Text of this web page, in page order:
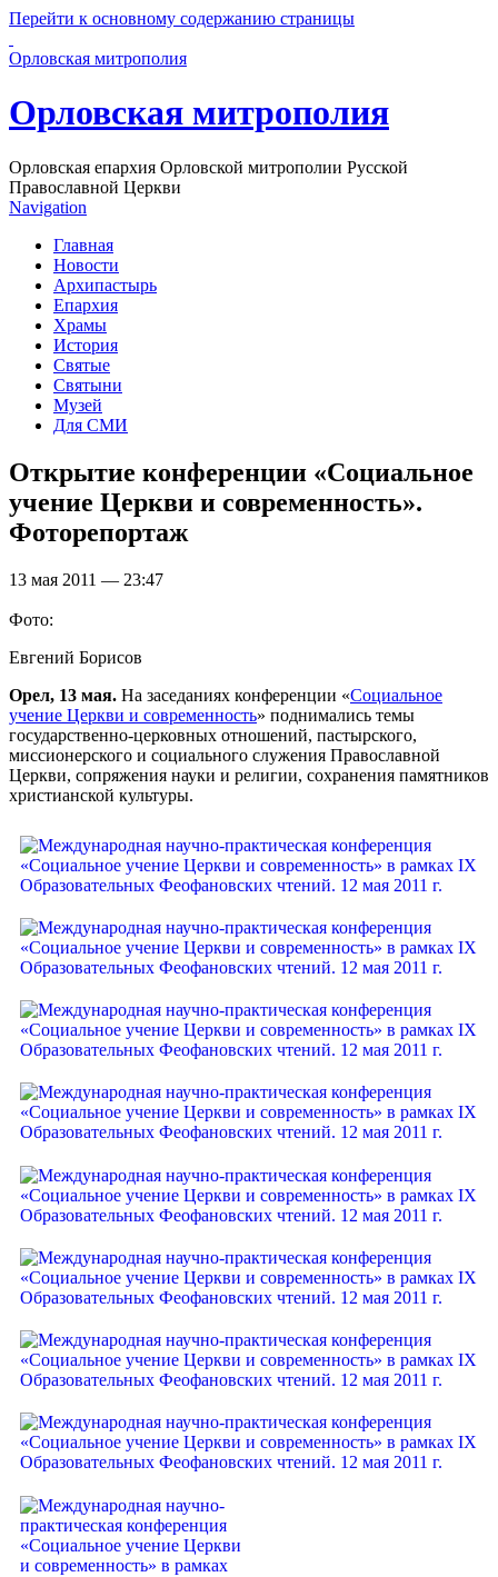
Перейти к основному содержанию страницы
Орловская митрополия
Орловская митрополия
Орловская епархия Орловской митрополии Русской
Православной Церкви
Navigation
Главная
Новости
Архипастырь
Епархия
Храмы
История
Святые
Святыни
Музей
Для СМИ
Открытие конференции «Социальное
учение Церкви и современность».
Фоторепортаж
13 мая 2011 — 23:47
Фото:
Евгений Борисов
Орел, 13 мая. На заседаниях конференции «Социальное
учение Церкви и современность» поднимались темы
государственно-церковных отношений, пастырского,
миссионерского и социального служения Православной
Церкви, сопряжения науки и религии, сохранения памятников
христианской культуры.